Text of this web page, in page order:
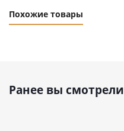
Похожие товары
Ранее вы смотрели